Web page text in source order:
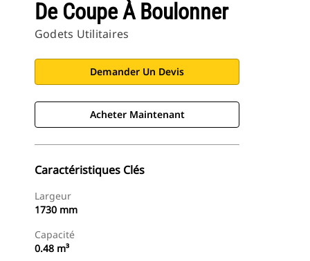
De Coupe À Boulonner
Godets Utilitaires
Demander Un Devis
Acheter Maintenant
Caractéristiques Clés
Largeur
1730 mm
Capacité
0.48 m³